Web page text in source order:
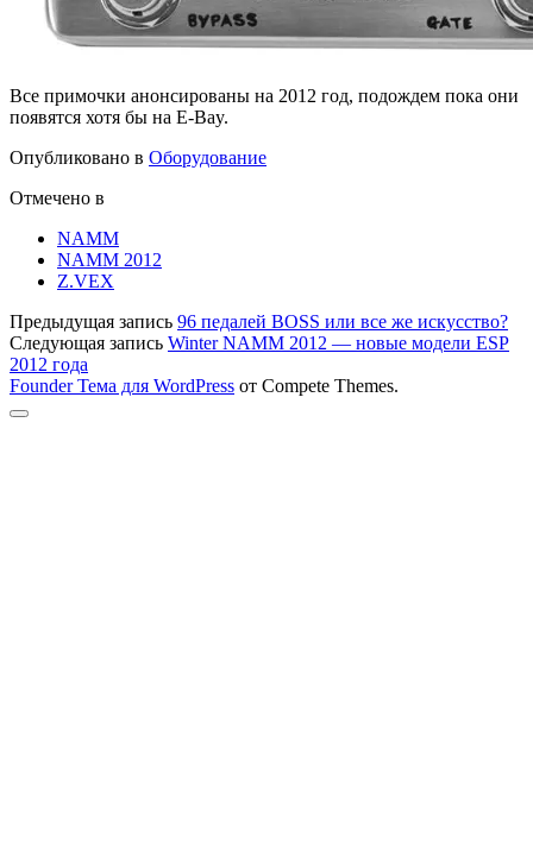
Все примочки анонсированы на 2012 год, подождем пока они
появятся хотя бы на E-Bay.
Опубликовано в Оборудование
Отмечено в
NAMM
NAMM 2012
Z.VEX
Предыдущая запись 96 педалей BOSS или все же искусство?
Следующая запись Winter NAMM 2012 — новые модели ESP
2012 года
Founder Тема для WordPress от Compete Themes.
Прокрутка